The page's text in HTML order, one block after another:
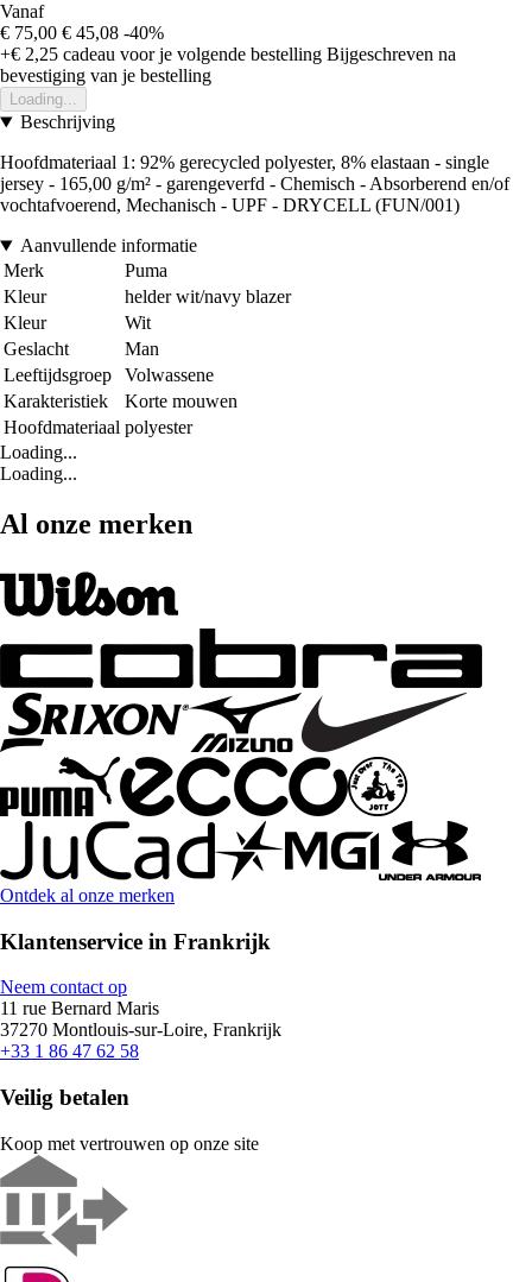
Vanaf
€ 75,00 € 45,08 -40%
+€ 2,25 cadeau voor je volgende bestelling Bijgeschreven na
bevestiging van je bestelling
Loading...
Beschrijving
Hoofdmateriaal 1: 92% gerecycled polyester, 8% elastaan - single
jersey - 165,00 g/m² - garengeverfd - Chemisch - Absorberend en/of
vochtafvoerend, Mechanisch - UPF - DRYCELL (FUN/001)
Aanvullende informatie
Merk
Puma
Kleur
helder wit/navy blazer
Kleur
Wit
Geslacht
Man
Leeftijdsgroep
Volwassene
Karakteristiek
Korte mouwen
Hoofdmateriaal polyester
Loading...
Loading...
Al onze merken
Ontdek al onze merken
Klantenservice in Frankrijk
Neem contact op
11 rue Bernard Maris
37270 Montlouis-sur-Loire, Frankrijk
+33 1 86 47 62 58
Veilig betalen
Koop met vertrouwen op onze site